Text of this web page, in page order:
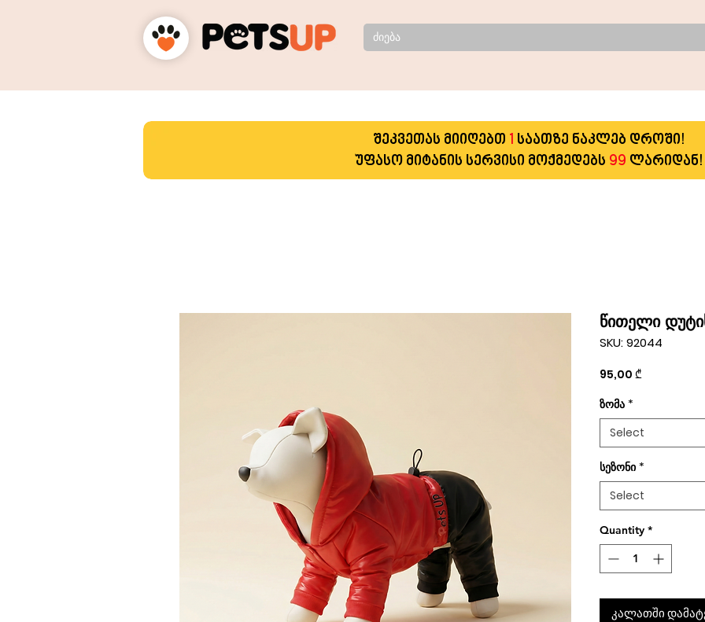
შეკვეთას მიიღებთ 1 საათზე ნაკლებ დროში!
უფასო მიტანის სერვისი მოქმედებს 99 ლარიდან!
წითელი
SKU: 92044
95,00 ₾
ზომა *
Select
სეზონი *
Select
Quantity *
კალათში